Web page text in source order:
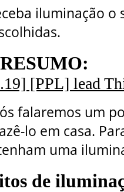
iluminação
RESUMO:
[PPL] lead
falaremos um
lo em casa.
uma
de